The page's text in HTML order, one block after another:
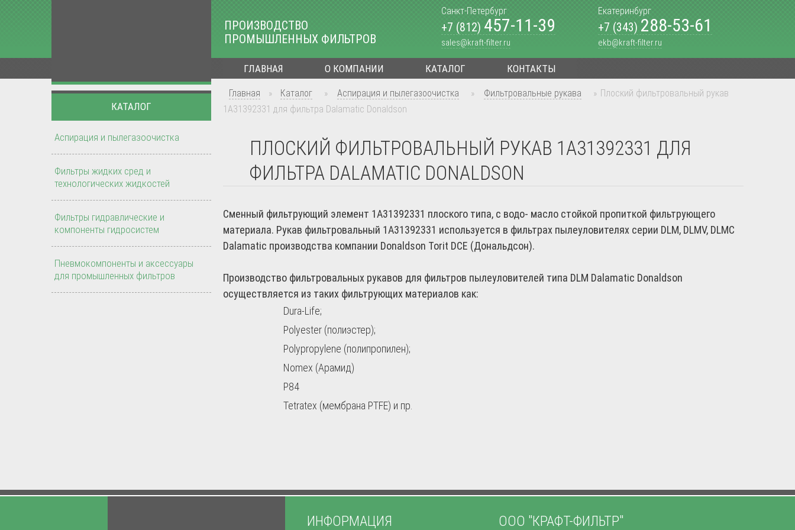
ПРОИЗВОДСТВО
ПРОМЫШЛЕННЫХ ФИЛЬТРОВ
Санкт-Петербург
+7 (812) 457-11-39
sales@kraft-filter.ru
Екатеринбург
+7 (343) 288-53-61
ekb@kraft-filter.ru
ГЛАВНАЯ О КОМПАНИИ КАТАЛОГ КОНТАКТЫ
Главная » Каталог » Аспирация и пылегазоочистка » Фильтровальные рукава » Плоский фильтровальный рукав
1А31392331 для фильтра Dalamatic Donaldson
ПЛОСКИЙ ФИЛЬТРОВАЛЬНЫЙ РУКАВ 1А31392331 ДЛЯ
ФИЛЬТРА DALAMATIC DONALDSON
Сменный фильтрующий элемент 1А31392331 плоского типа, с водо- масло стойкой пропиткой фильтрующего
материала. Рукав фильтровальный 1A31392331 используется в фильтрах пылеуловителях серии DLM, DLMV, DLMC
Dalamatic производства компании Donaldson Torit DCE (Дональдсон).
Производство фильтровальных рукавов для фильтров пылеуловителей типа DLM Dalamatic Donaldson
осуществляется из таких фильтрующих материалов как:
Dura-Life;
Polyester (полиэстер);
Polypropylene (полипропилен);
Nomex (Арамид)
P84
Tetratex (мембрана PTFE) и пр.
КАТАЛОГ
Аспирация и пылегазоочистка
Фильтры жидких сред и
технологических жидкостей
Фильтры гидравлические и
компоненты гидросистем
Пневмокомпоненты и аксессуары
для промышленных фильтров
ИНФОРМАЦИЯ ООО "КРАФТ-ФИЛЬТР"